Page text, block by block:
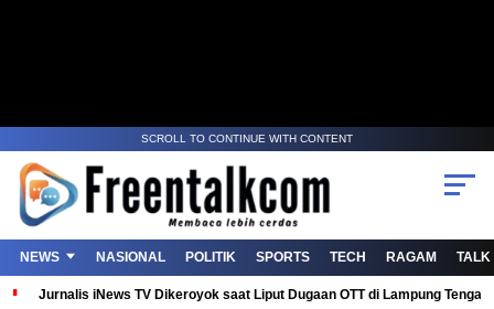
SCROLL TO CONTINUE WITH CONTENT
NEWS NASIONAL POLITIK SPORTS TECH RAGAM TALK
Jurnalis iNews TV Dikeroyok saat Liput Dugaan OTT di Lampung